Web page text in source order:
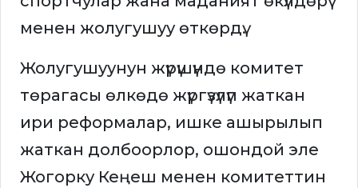
менен жолугушуу өткөрдү.
Жолугушуунун жүрүшүндө комитет
төрагасы өлкөдө жүргүзүлүп жаткан
ири реформалар, ишке ашырылып
жаткан долбоорлор, ошондой эле
Жогорку Кеңеш менен комитеттин